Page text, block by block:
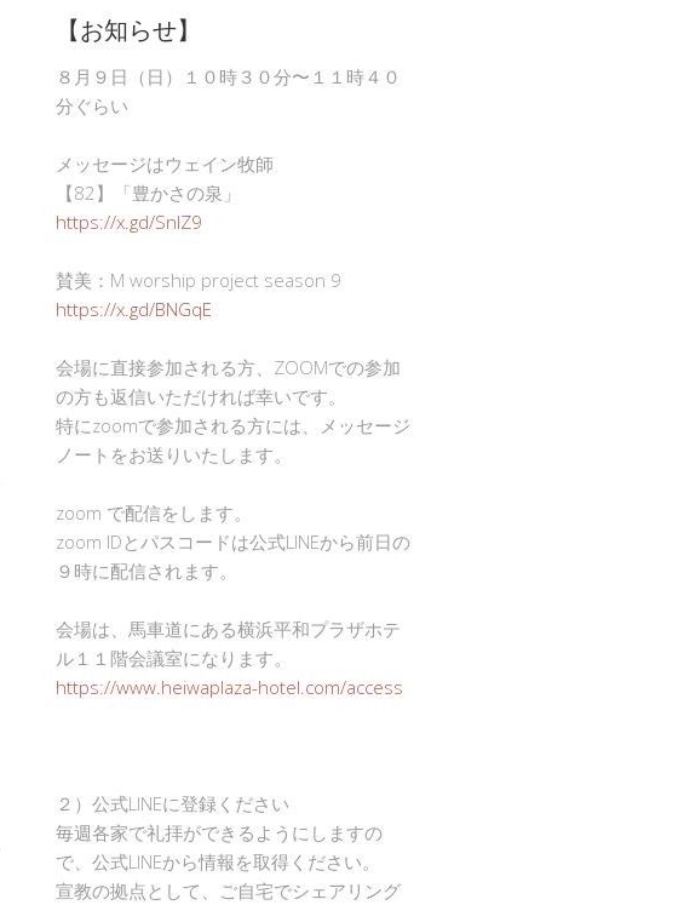
【お知らせ】
８月９日（日）１０時３０分〜１１時４０
分ぐらい
メッセージはウェイン牧師
【82】「豊かさの泉」
https://x.gd/SnlZ9
賛美：M worship project season 9
https://x.gd/BNGqE
会場に直接参加される方、ZOOMでの参加
の方も返信いただければ幸いです。
特にzoomで参加される方には、メッセージ
ノートをお送りいたします。
zoom で配信をします。
zoom IDとパスコードは公式LINEから前日の
９時に配信されます。
会場は、馬車道にある横浜平和プラザホテ
ル１１階会議室になります。
https://www.heiwaplaza-hotel.com/access
２）公式LINEに登録ください
毎週各家で礼拝ができるようにしますの
で、公式LINEから情報を取得ください。
宣教の拠点として、ご自宅でシェアリング